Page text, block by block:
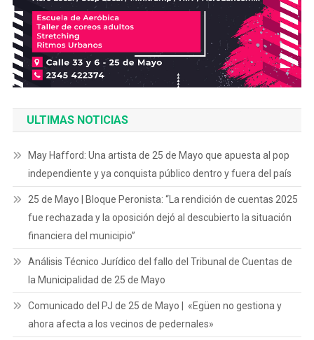
ULTIMAS NOTICIAS
May Hafford: Una artista de 25 de Mayo que apuesta al pop
independiente y ya conquista público dentro y fuera del país
25 de Mayo | Bloque Peronista: “La rendición de cuentas 2025
fue rechazada y la oposición dejó al descubierto la situación
financiera del municipio”
Análisis Técnico Jurídico del fallo del Tribunal de Cuentas de
la Municipalidad de 25 de Mayo
Comunicado del PJ de 25 de Mayo | «Egüen no gestiona y
ahora afecta a los vecinos de pedernales»